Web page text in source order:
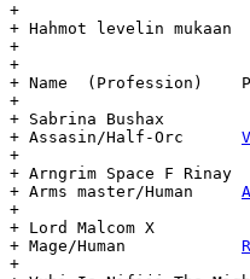
+
+ Hahmot levelin mukaan
+
+					   Level	    Day		Age
+ Name	(Profession)	Pelaaja		Start	End	Start	End	(days)
+
+ Sabrina Bushax
+
+ Arngrim Space F Rinay
+
+ Lord Malcom X
+